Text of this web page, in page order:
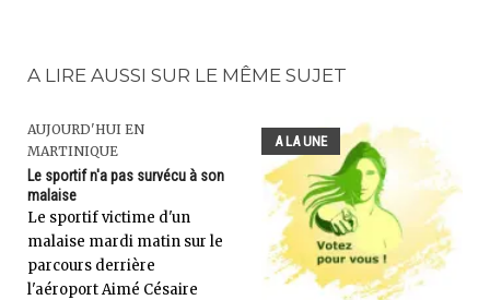
A LIRE AUSSI SUR LE MÊME SUJET
AUJOURD'HUI EN
MARTINIQUE
Le sportif n'a pas survécu à son
malaise
Le sportif victime d'un
malaise mardi matin sur le
parcours derrière
l'aéroport Aimé Césaire
A LA UNE